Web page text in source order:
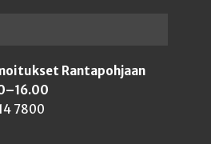
Rantapohjaan
7800